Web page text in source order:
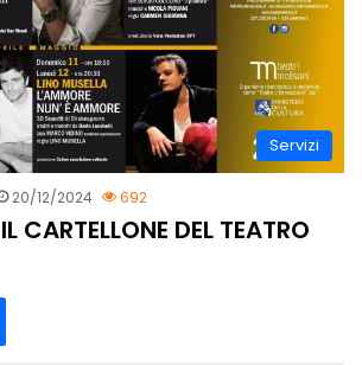
Servizi
20/12/2024 692
CARTELLONE DEL TEATRO